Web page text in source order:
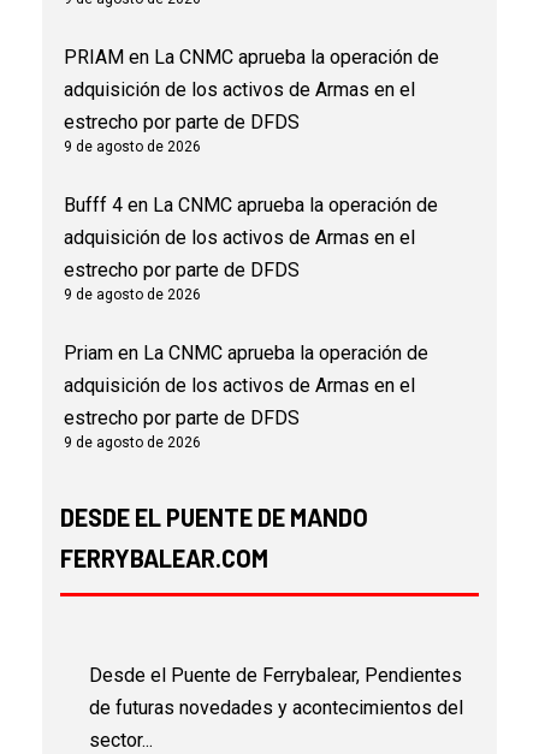
PRIAM en La CNMC aprueba la operación de
adquisición de los activos de Armas en el
estrecho por parte de DFDS
9 de agosto de 2026
Bufff 4 en La CNMC aprueba la operación de
adquisición de los activos de Armas en el
estrecho por parte de DFDS
9 de agosto de 2026
Priam en La CNMC aprueba la operación de
adquisición de los activos de Armas en el
estrecho por parte de DFDS
9 de agosto de 2026
DESDE EL PUENTE DE MANDO
FERRYBALEAR.COM
Desde el Puente de Ferrybalear, Pendientes
de futuras novedades y acontecimientos del
sector...